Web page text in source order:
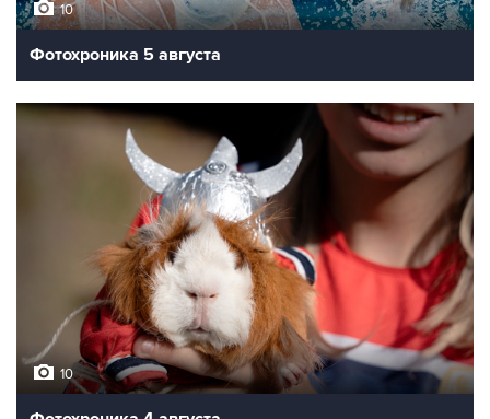
10
Фотохроника 5 августа
10